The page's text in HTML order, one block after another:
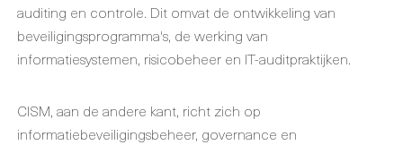
auditing en controle. Dit omvat de ontwikkeling van
beveiligingsprogramma's, de werking van
informatiesystemen, risicobeheer en IT-auditpraktijken.
CISM, aan de andere kant, richt zich op
informatiebeveiligingsbeheer, governance en